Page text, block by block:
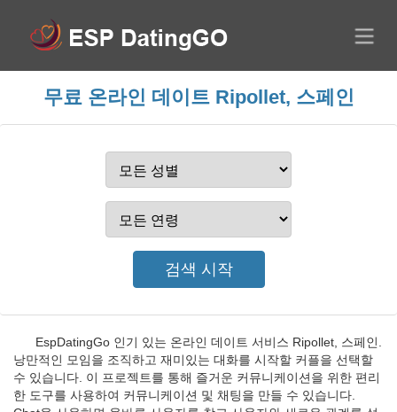
무료 온라인 데이트 Ripollet, 스페인
EspDatingGo 인기 있는 온라인 데이트 서비스 Ripollet, 스페인.
낭만적인 모임을 조직하고 재미있는 대화를 시작할 커플을 선택할
수 있습니다. 이 프로젝트를 통해 즐거운 커뮤니케이션을 위한 편리
한 도구를 사용하여 커뮤니케이션 및 채팅을 만들 수 있습니다.